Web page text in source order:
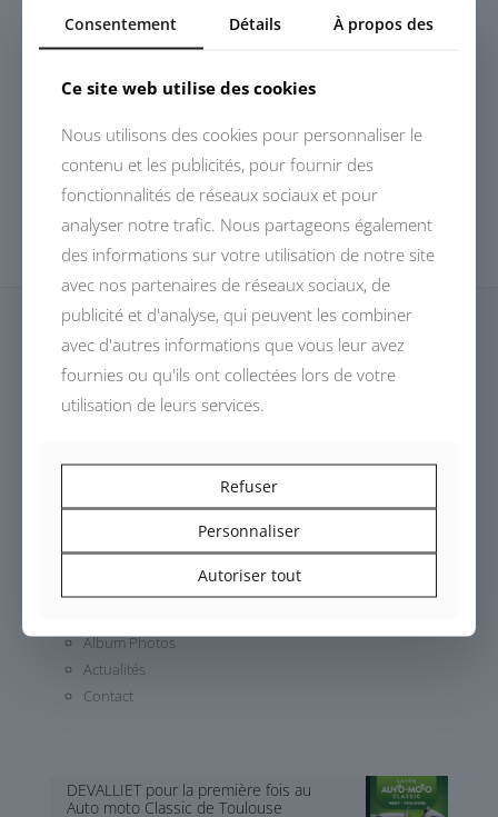
authentique.
Album Photos
Actualités
Contact
DEVALLIET pour la première fois au
Auto moto Classic de Toulouse
Consentement Détails À propos des
Ce site web utilise des cookies
Nous utilisons des cookies pour personnaliser le
contenu et les publicités, pour fournir des
fonctionnalités de réseaux sociaux et pour
analyser notre trafic. Nous partageons également
des informations sur votre utilisation de notre site
avec nos partenaires de réseaux sociaux, de
publicité et d'analyse, qui peuvent les combiner
avec d'autres informations que vous leur avez
fournies ou qu'ils ont collectées lors de votre
utilisation de leurs services.
Refuser
Personnaliser
Autoriser tout